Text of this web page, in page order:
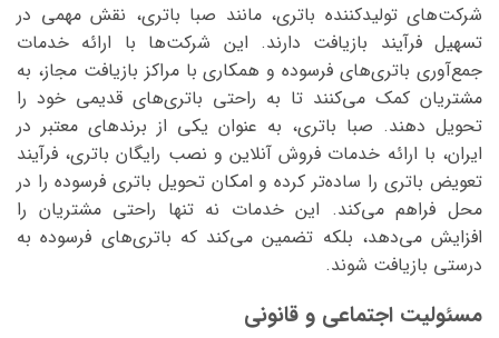
شرکت‌های تولیدکننده باتری، مانند صبا باتری، نقش مهمی در
تسهیل فرآیند بازیافت دارند. این شرکت‌ها با ارائه خدمات
جمع‌آوری باتری‌های فرسوده و همکاری با مراکز بازیافت مجاز، به
مشتریان کمک می‌کنند تا به راحتی باتری‌های قدیمی خود را
تحویل دهند. صبا باتری، به عنوان یکی از برندهای معتبر در
ایران، با ارائه خدمات فروش آنلاین و نصب رایگان باتری، فرآیند
تعویض باتری را ساده‌تر کرده و امکان تحویل باتری فرسوده را در
محل فراهم می‌کند. این خدمات نه تنها راحتی مشتریان را
افزایش می‌دهد، بلکه تضمین می‌کند که باتری‌های فرسوده به
درستی بازیافت شوند.
مسئولیت اجتماعی و قانونی